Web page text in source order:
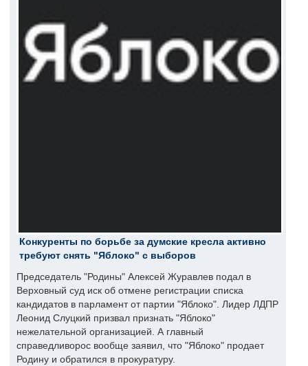
Конкуренты по борьбе за думские кресла активно
требуют снять "Яблоко" с выборов
Председатель "Родины" Алексей Журавлев подал в
Верховный суд иск об отмене регистрации списка
кандидатов в парламент от партии "Яблоко". Лидер ЛДПР
Леонид Слуцкий призвал признать "Яблоко"
нежелательной организацией. А главный
справедливорос вообще заявил, что "Яблоко" продает
Родину и обратился в прокуратуру.